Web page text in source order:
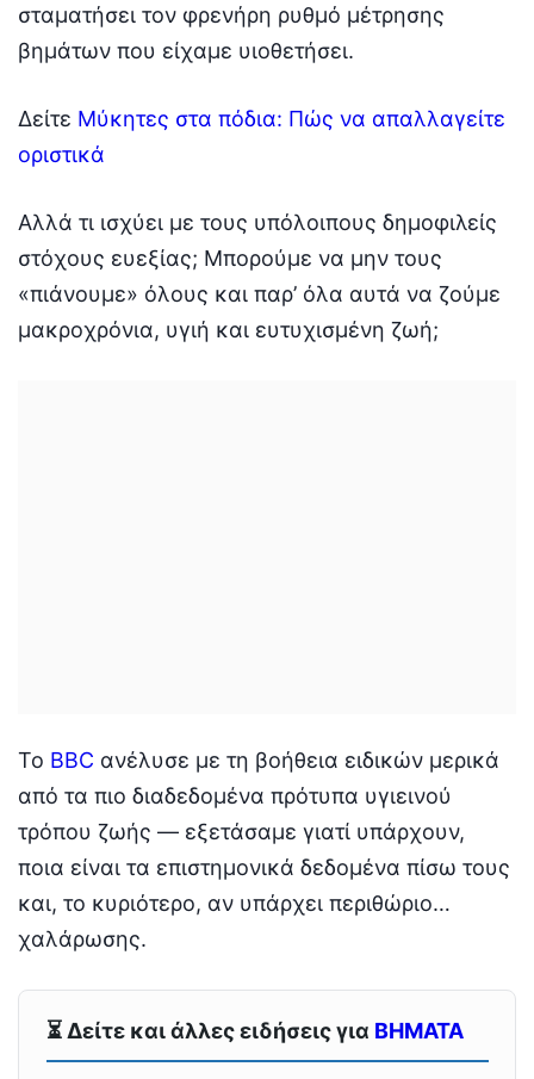
σταματήσει τον φρενήρη ρυθμό μέτρησης
βημάτων που είχαμε υιοθετήσει.
Δείτε Μύκητες στα πόδια: Πώς να απαλλαγείτε
οριστικά
Αλλά τι ισχύει με τους υπόλοιπους δημοφιλείς
στόχους ευεξίας; Μπορούμε να μην τους
«πιάνουμε» όλους και παρ’ όλα αυτά να ζούμε
μακροχρόνια, υγιή και ευτυχισμένη ζωή;
Το BBC ανέλυσε με τη βοήθεια ειδικών μερικά
από τα πιο διαδεδομένα πρότυπα υγιεινού
τρόπου ζωής — εξετάσαμε γιατί υπάρχουν,
ποια είναι τα επιστημονικά δεδομένα πίσω τους
και, το κυριότερο, αν υπάρχει περιθώριο…
χαλάρωσης.
⏳ Δείτε και άλλες ειδήσεις για ΒΗΜΑΤΑ